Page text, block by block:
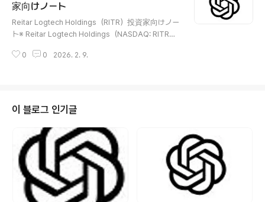
结构。 😅 📖 公司介绍（Company Introduction）
根据公开资料，Reitar Logtech Holdings 的业务
围绕物流与工业不动产（或相关资产）展开。其具
体运营方式（如直接持有/运营或投资型结构）需
通过官方披露文件确认；业绩特征可能因地区、资
家向けノート
Reitar Logtech Holdings（RITR）投資家向けノー
ト※ Reitar Logtech Holdings（NASDAQ: RITR）
動産資産を中心に事業を展開する上場企業です。
造、財務状況、株式構造を事実ベースで確認する
必要があります。 😅 📖 会社紹介（Company Intr
oduction）公開資料によれば、Reitar Logtech Ho
ldingsは物流・産業用不動産（または関連資産）
を中核とする事業を運営しています。直接保有・
運営か投資型かといった具体的な運営形態は公式
提出書類で確認が必要で、地域、資産タイプ、賃
貸条件により業績特性は異なります。🧾 会..
0 0 2026. 2. 9.
이 블로그 인기글